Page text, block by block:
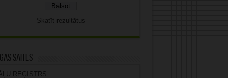
Skatīt rezultātus
saites
REĢISTRS